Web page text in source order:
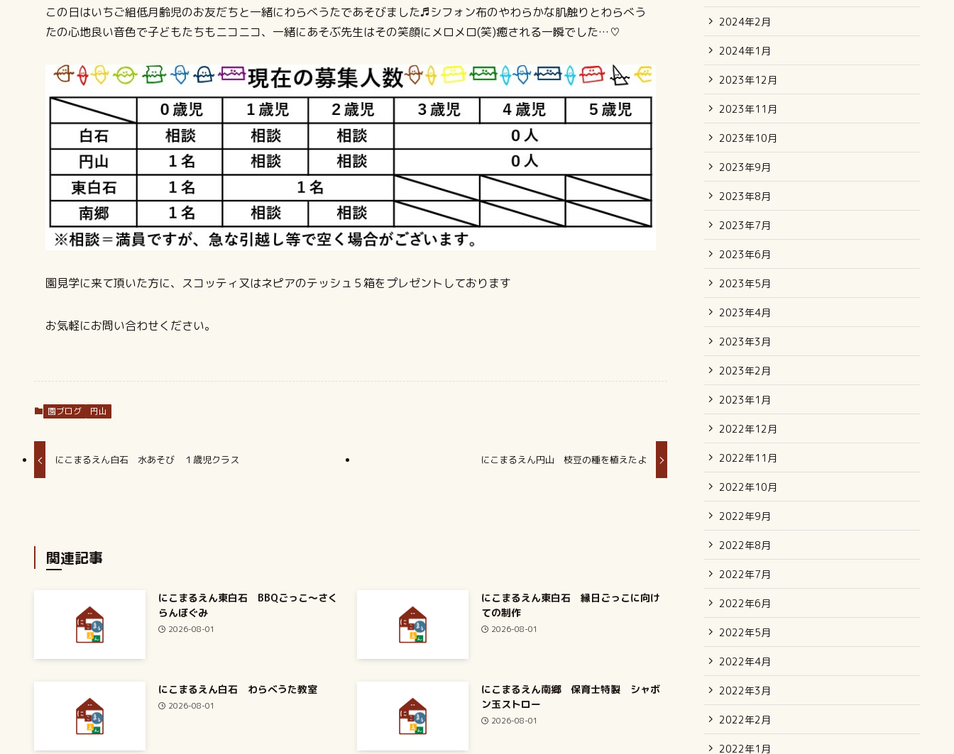
この日はいちご組低月齢児のお友だちと一緒にわらべうたであそびました♬シフォン布のやわらかな肌触りとわらべう
たの心地良い音色で子どもたちもニコニコ、一緒にあそぶ先生はその笑顔にメロメロ(笑)癒される一瞬でした…♡
園見学に来て頂いた方に、スコッティ又はネピアのテッシュ５箱をプレゼントしております
お気軽にお問い合わせください。
園ブログ 円山
にこまるえん白石 水あそび １歳児クラス にこまるえん円山 枝豆の種を植えたよ
関連記事
にこまるえん東白石 BBQごっこ～さく
らんぼぐみ
2026-08-01
にこまるえん東白石 縁日ごっこに向け
ての制作
2026-08-01
にこまるえん白石 わらべうた教室
2026-08-01
にこまるえん南郷 保育士特製 シャボ
ン玉ストロー
2026-08-01
2024年2月
2024年1月
2023年12月
2023年11月
2023年10月
2023年9月
2023年8月
2023年7月
2023年6月
2023年5月
2023年4月
2023年3月
2023年2月
2023年1月
2022年12月
2022年11月
2022年10月
2022年9月
2022年8月
2022年7月
2022年6月
2022年5月
2022年4月
2022年3月
2022年2月
2022年1月